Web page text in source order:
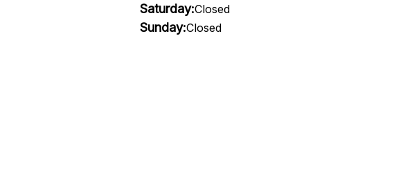
Saturday:Closed
Sunday:Closed